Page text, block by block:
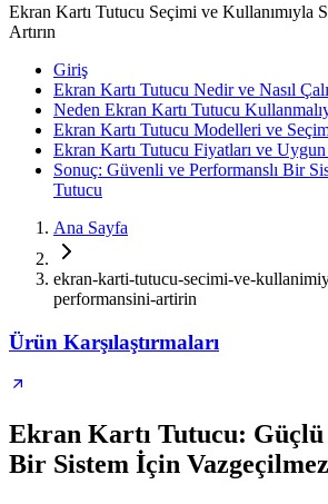
Ekran Kartı Tutucu Seçimi ve Kullanımıyla
Artırın
Giriş
Ekran Kartı Tutucu Nedir ve Nasıl
Neden Ekran Kartı Tutucu
Ekran Kartı Tutucu Modelleri ve
Ekran Kartı Tutucu Fiyatları ve
Sonuç: Güvenli ve Performanslı Bir
Tutucu
Ana Sayfa
ekran-karti-tutucu-secimi-ve-
performansini-artirin
Ürün Karşılaştırmaları
Ekran Kartı Tutucu:
Bir Sistem İçin